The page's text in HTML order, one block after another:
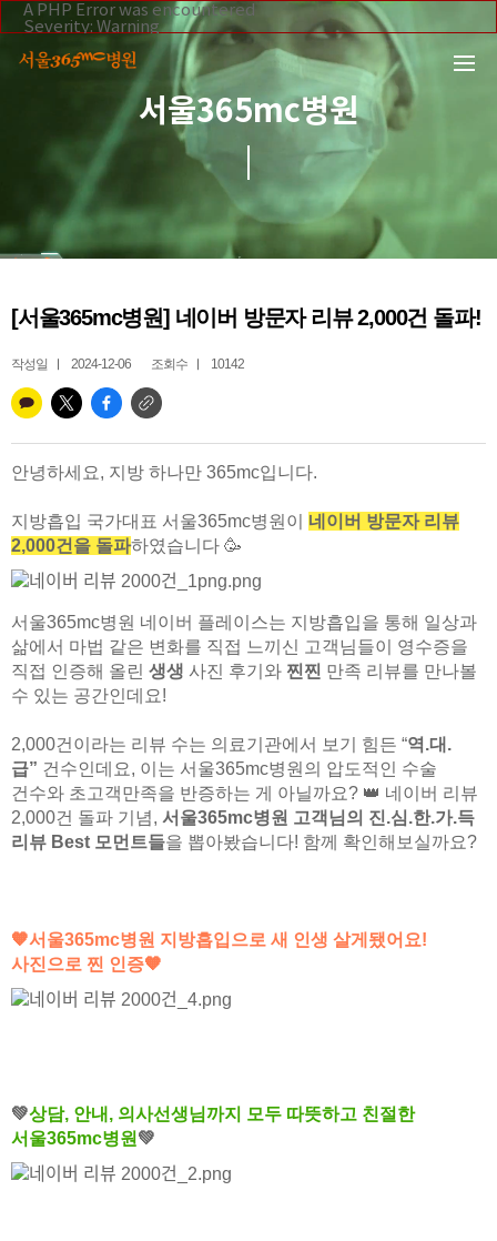
A PHP Error was encountered
Severity: Warning
Message: Invalid argument supplied for foreach()
Filename: _inc/header_body.php
Line Number: 108
/home/suction/public_html/application/views/mobile/
Line: 108
Function: _error_handler
/home/suction/public_html/application/views/mobile/
Line: 295
Function: include
File:
/home/suction/public_html/application/core/
File:
/home/suction/public_html/application/controllers/
Function: view_print
File: /home/suction/public_html/index.php
Line: 327
Function: require_once
본문 바로가기
서울365mc병원
[서울365mc병원] 네이버 방문자 리뷰 2,000건 돌파!
작성일 2024-12-06 조회수 10142
안녕하세요, 지방 하나만 365mc입니다.
지방흡입 국가대표 서울365mc병원이 네 이버 방문자 리뷰
2,000건을 돌파하였습니다 🥳
서울365mc병원 네이버 플레이스는 지방흡입을 통해 일상과
삶에서 마법 같은 변화를 직접 느끼신 고객님들이 영수증을
직접 인증해 올린 생생 사진 후기와 찐찐 만족 리뷰를 만나볼
수 있는 공간인데요!
2,000건이라는 리뷰 수는 의료기관에서 보기 힘든 “역.대.
급” 건수인데요, 이는 서울365mc병원의 압도적인 수술
건수와 초고객만족을 반증하는 게 아닐까요? 👑 네이버 리뷰
2,000건 돌파 기념, 서울365mc병원 고객님의 진.심.한.가.득
리뷰 Best 모먼트들을 뽑아봤습니다! 함께 확인해보실까요?
🧡서울365mc병원 지방흡입으로 새 인생 살게됐어요!
사진으로 찐 인증🧡
💚상담, 안내, 의사선생님까지 모두 따뜻하고 친절한
서울365mc병원 💚